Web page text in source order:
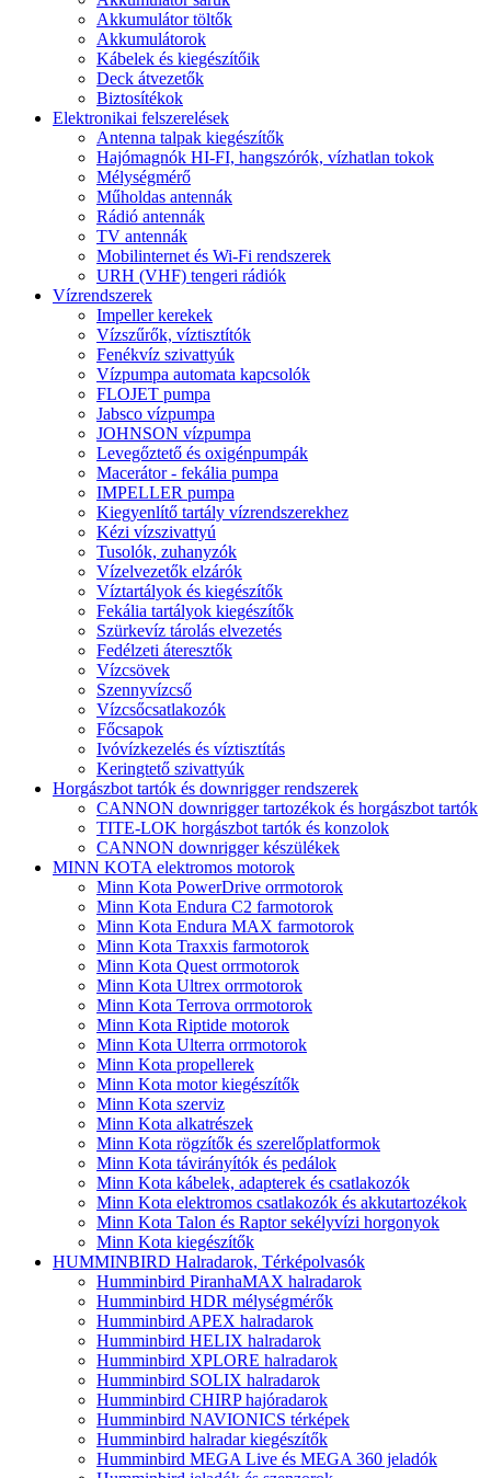
Akkumulátor töltők
Akkumulátorok
Kábelek és kiegészítőik
Deck átvezetők
Biztosítékok
Elektronikai felszerelések
Antenna talpak kiegészítők
Hajómagnók HI-FI, hangszórók, vízhatlan tokok
Mélységmérő
Műholdas antennák
Rádió antennák
TV antennák
Mobilinternet és Wi-Fi rendszerek
URH (VHF) tengeri rádiók
Vízrendszerek
Impeller kerekek
Vízszűrők, víztisztítók
Fenékvíz szivattyúk
Vízpumpa automata kapcsolók
FLOJET pumpa
Jabsco vízpumpa
JOHNSON vízpumpa
Levegőztető és oxigénpumpák
Macerátor - fekália pumpa
IMPELLER pumpa
Kiegyenlítő tartály vízrendszerekhez
Kézi vízszivattyú
Tusolók, zuhanyzók
Vízelvezetők elzárók
Víztartályok és kiegészítők
Fekália tartályok kiegészítők
Szürkevíz tárolás elvezetés
Fedélzeti áteresztők
Vízcsövek
Szennyvízcső
Vízcsőcsatlakozók
Főcsapok
Ivóvízkezelés és víztisztítás
Keringtető szivattyúk
Horgászbot tartók és downrigger rendszerek
CANNON downrigger tartozékok és horgászbot tartók
TITE-LOK horgászbot tartók és konzolok
CANNON downrigger készülékek
MINN KOTA elektromos motorok
Minn Kota PowerDrive orrmotorok
Minn Kota Endura C2 farmotorok
Minn Kota Endura MAX farmotorok
Minn Kota Traxxis farmotorok
Minn Kota Quest orrmotorok
Minn Kota Ultrex orrmotorok
Minn Kota Terrova orrmotorok
Minn Kota Riptide motorok
Minn Kota Ulterra orrmotorok
Minn Kota propellerek
Minn Kota motor kiegészítők
Minn Kota szerviz
Minn Kota alkatrészek
Minn Kota rögzítők és szerelőplatformok
Minn Kota távirányítók és pedálok
Minn Kota kábelek, adapterek és csatlakozók
Minn Kota elektromos csatlakozók és akkutartozékok
Minn Kota Talon és Raptor sekélyvízi horgonyok
Minn Kota kiegészítők
HUMMINBIRD Halradarok, Térképolvasók
Humminbird PiranhaMAX halradarok
Humminbird HDR mélységmérők
Humminbird APEX halradarok
Humminbird HELIX halradarok
Humminbird XPLORE halradarok
Humminbird SOLIX halradarok
Humminbird CHIRP hajóradarok
Humminbird NAVIONICS térképek
Humminbird halradar kiegészítők
Humminbird MEGA Live és MEGA 360 jeladók